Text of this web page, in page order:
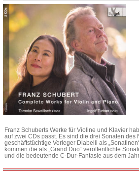
Franz Schuberts Werke für Violine und Klavier
auf zwei CDs passt. Es sind die drei Sonaten des
geschäftstüchtige Verleger Diabelli als
kommen die als „Grand Duo“ veröffentlichte
und die bedeutende C-Dur-Fantasie aus dem Jahr